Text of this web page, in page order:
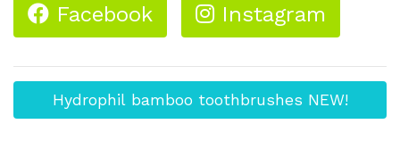
Facebook Instagram
Hydrophil bamboo toothbrushes NEW!